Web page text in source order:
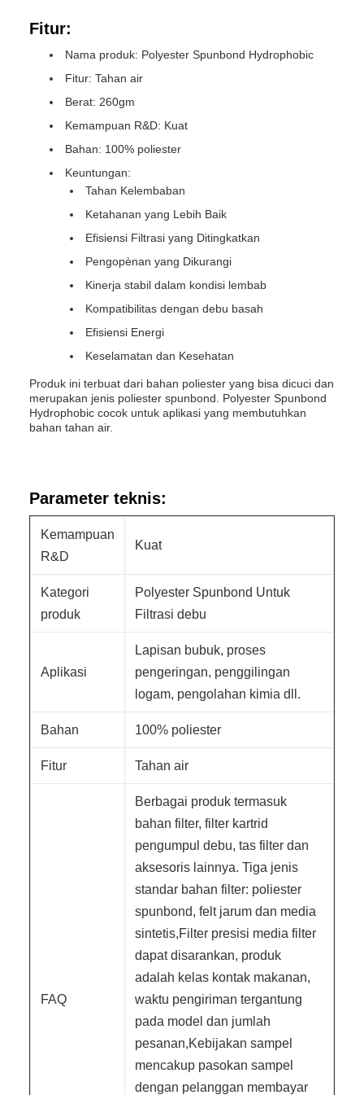
Fitur:
Nama produk: Polyester Spunbond Hydrophobic
Fitur: Tahan air
Berat: 260gm
Kemampuan R&D: Kuat
Bahan: 100% poliester
Keuntungan:
Tahan Kelembaban
Ketahanan yang Lebih Baik
Efisiensi Filtrasi yang Ditingkatkan
Pengopènan yang Dikurangi
Kinerja stabil dalam kondisi lembab
Kompatibilitas dengan debu basah
Efisiensi Energi
Keselamatan dan Kesehatan
Produk ini terbuat dari bahan poliester yang bisa dicuci dan
merupakan jenis poliester spunbond. Polyester Spunbond
Hydrophobic cocok untuk aplikasi yang membutuhkan
bahan tahan air.
Parameter teknis:
Kemampuan
R&D
Kuat
Kategori
produk
Polyester Spunbond Untuk
Filtrasi debu
Aplikasi
Lapisan bubuk, proses
pengeringan, penggilingan
logam, pengolahan kimia dll.
Bahan 100% poliester
Fitur Tahan air
FAQ
Berbagai produk termasuk
bahan filter, filter kartrid
pengumpul debu, tas filter dan
aksesoris lainnya. Tiga jenis
standar bahan filter: poliester
spunbond, felt jarum dan media
sintetis,Filter presisi media filter
dapat disarankan, produk
adalah kelas kontak makanan,
waktu pengiriman tergantung
pada model dan jumlah
pesanan,Kebijakan sampel
mencakup pasokan sampel
dengan pelanggan membayar